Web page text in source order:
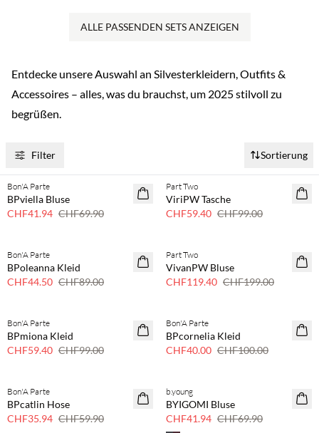
ALLE PASSENDEN SETS ANZEIGEN
Entdecke unsere Auswahl an Silvesterkleidern, Outfits &
Accessoires – alles, was du brauchst, um 2025 stilvoll zu
begrüßen.
Filter Sortierung
40 % Rabatt
Bon'A Parte
BPviella Bluse
CHF41.94 CHF69.90
40 % Rabatt
Part Two
ViriPW Tasche
CHF59.40 CHF99.00
50 % Rabatt
Bon'A Parte
BPoleanna Kleid
CHF44.50 CHF89.00
40 % Rabatt
Part Two
VivanPW Bluse
CHF119.40 CHF199.00
40 % Rabatt
Bon'A Parte
BPmiona Kleid
CHF59.40 CHF99.00
60% Rabatt
Bon'A Parte
BPcornelia Kleid
CHF40.00 CHF100.00
40 % Rabatt
Bon'A Parte
BPcatlin Hose
CHF35.94 CHF59.90
40 % Rabatt
b.young
BYIGOMI Bluse
CHF41.94 CHF69.90